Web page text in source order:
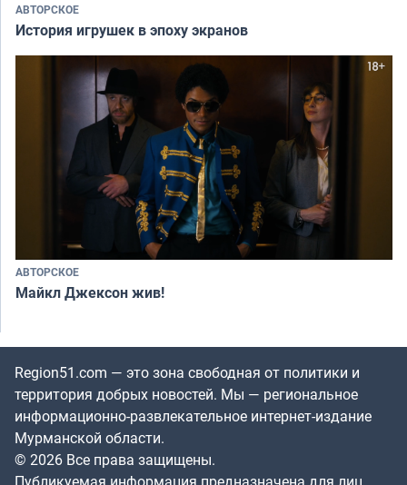
АВТОРСКОЕ
История игрушек в эпоху экранов
АВТОРСКОЕ
Майкл Джексон жив!
Region51.com — это зона свободная от политики и
территория добрых новостей. Мы — региональное
информационно-развлекательное интернет-издание
Мурманской области.
© 2026 Все права защищены.